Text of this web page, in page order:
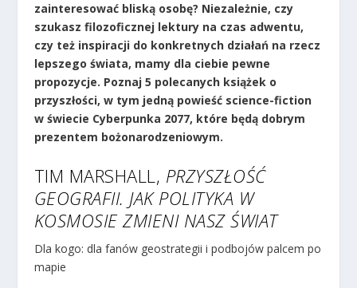
zainteresować bliską osobę? Niezależnie, czy
szukasz filozoficznej lektury na czas adwentu,
czy też inspiracji do konkretnych działań na rzecz
lepszego świata, mamy dla ciebie pewne
propozycje. Poznaj 5 polecanych książek o
przyszłości, w tym jedną powieść science-fiction
w świecie Cyberpunka 2077, które będą dobrym
prezentem bożonarodzeniowym.
TIM MARSHALL, PRZYSZŁOŚĆ
GEOGRAFII. JAK POLITYKA W
KOSMOSIE ZMIENI NASZ ŚWIAT
Dla kogo: dla fanów geostrategii i podbojów palcem po
mapie